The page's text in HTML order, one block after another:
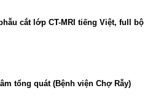
cắt lớp CT-MRI tiếng Việt, full bộ
tổng quát (Bệnh viện Chợ Rẫy)